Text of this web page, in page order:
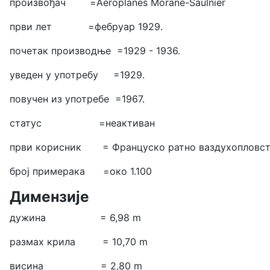
произвођач =Aеroplanes Morane-Saulnier
први лет =фебруар 1929.
почетак производње =1929 - 1936.
уведен у употребу =1929.
повучен из употребе =1967.
статус =неактиван
први корисник = Француско ратно
број примерака =око 1.100
Димензије
дужина = 6,98 m
размах крила = 10,70 m
висина = 2,80 m